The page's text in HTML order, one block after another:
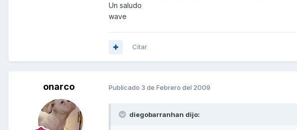
Un saludo
wave
Citar
onarco Publicado 3 de Febrero del 2009
diegobarranhan dijo: